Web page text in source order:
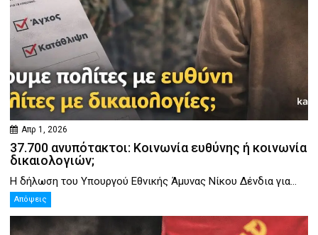
Απρ 1, 2026
37.700 ανυπότακτοι: Κοινωνία ευθύνης ή κοινωνία
δικαιολογιών;
Η δήλωση του Υπουργού Εθνικής Άμυνας Νίκου Δένδια για...
Απόψεις